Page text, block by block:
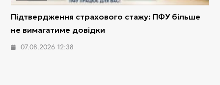
Підтвердження страхового стажу: ПФУ більше
не вимагатиме довідки
07.08.2026 12:38